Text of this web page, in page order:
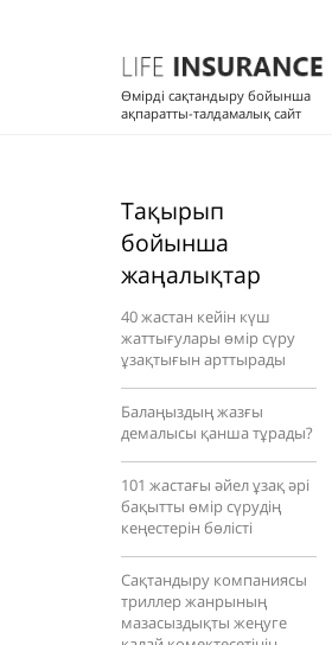
Өмірді сақтандыру бойынша
ақпаратты-талдамалық сайт
Тақырып
бойынша
жаңалықтар
40 жастан кейін күш
жаттығулары өмір сүру
ұзақтығын арттырады
Балаңыздың жазғы
демалысы қанша тұрады?
101 жастағы әйел ұзақ әрі
бақытты өмір сүрудің
кеңестерін бөлісті
Сақтандыру компаниясы
триллер жанрының
мазасыздықты жеңуге